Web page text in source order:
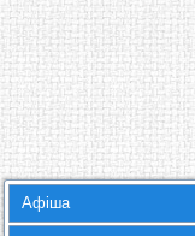
Афіша